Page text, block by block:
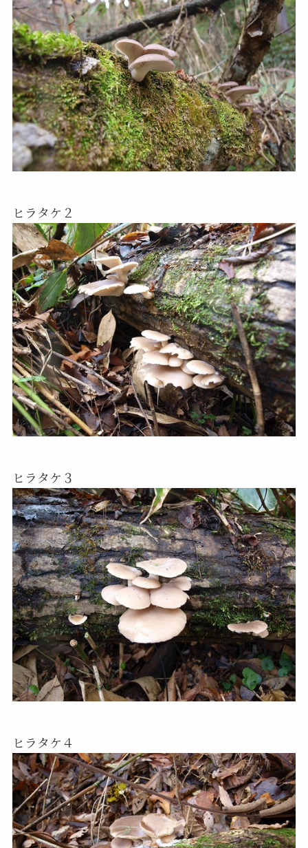
ヒラタケ２
ヒラタケ３
ヒラタケ４